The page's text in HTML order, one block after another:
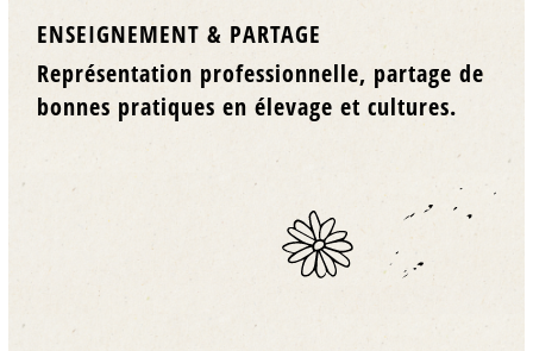
ENSEIGNEMENT & PARTAGE
Représentation professionnelle, partage de
bonnes pratiques en élevage et cultures.